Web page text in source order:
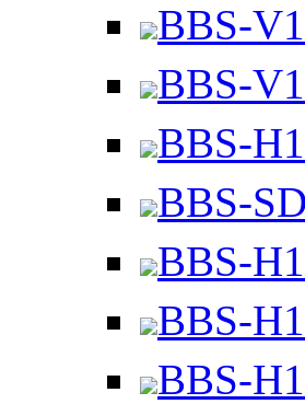
BBS-
BBS-
BBS-
BBS-
BBS-
BBS-
BBS-